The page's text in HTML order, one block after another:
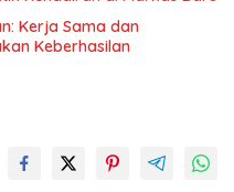
Kerja Sama dan
Keberhasilan